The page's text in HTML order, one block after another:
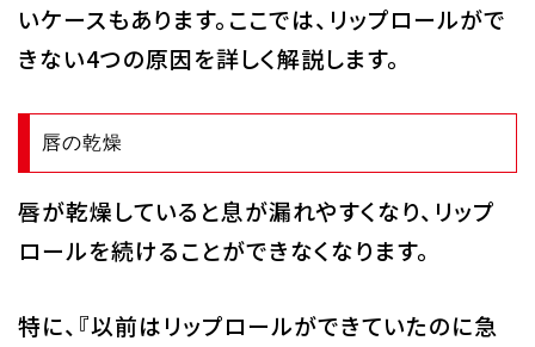
いケースもあります。ここでは、リップロールがで
きない4つの原因を詳しく解説します。
唇の乾燥
唇が乾燥していると息が漏れやすくなり、リップ
ロールを続けることができなくなります。
特に、『以前はリップロールができていたのに急